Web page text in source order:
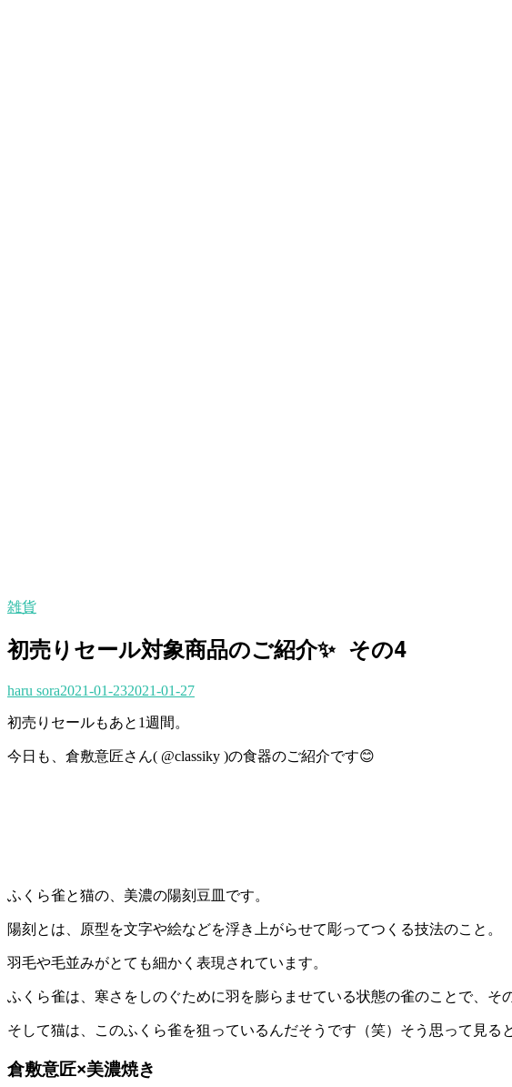
雑貨
初売りセール対象商品のご紹介✨ その4
haru sora2021-01-232021-01-27
初売りセールもあと1週間。
今日も、倉敷意匠さん( @classiky )の食器のご紹介です😊
ふくら雀と猫の、美濃の陽刻豆皿です。
陽刻とは、原型を文字や絵などを浮き上がらせて彫ってつくる技法のこと。
羽毛や毛並みがとても細かく表現されています。
ふくら雀は、寒さをしのぐために羽を膨らませている状態の雀のことで、
そして猫は、このふくら雀を狙っているんだそうです（笑）そう思って見
倉敷意匠×美濃焼き